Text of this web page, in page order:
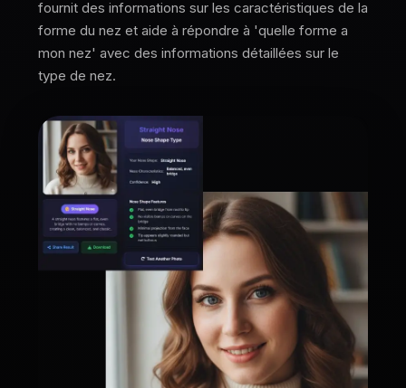
fournit des informations sur les caractéristiques de la
forme du nez et aide à répondre à 'quelle forme a
mon nez' avec des informations détaillées sur le
type de nez.